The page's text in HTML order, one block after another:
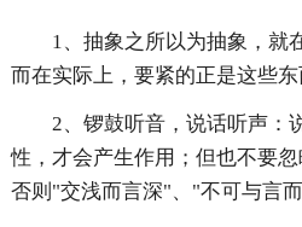
1、抽象之所以为抽象，就
而在实际上，要紧的正是这些东
2、锣鼓听音，说话听声：
性，才会产生作用；但也不要
否则"交浅而言深"、"不可与言